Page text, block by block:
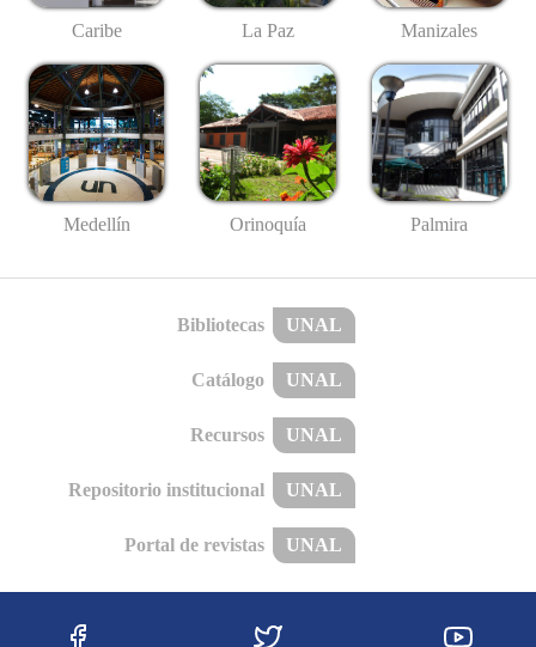
Caribe La Paz Manizales
Medellín Orinoquía Palmira
Bibliotecas UNAL
Catálogo UNAL
Recursos UNAL
Repositorio institucional UNAL
Portal de revistas UNAL